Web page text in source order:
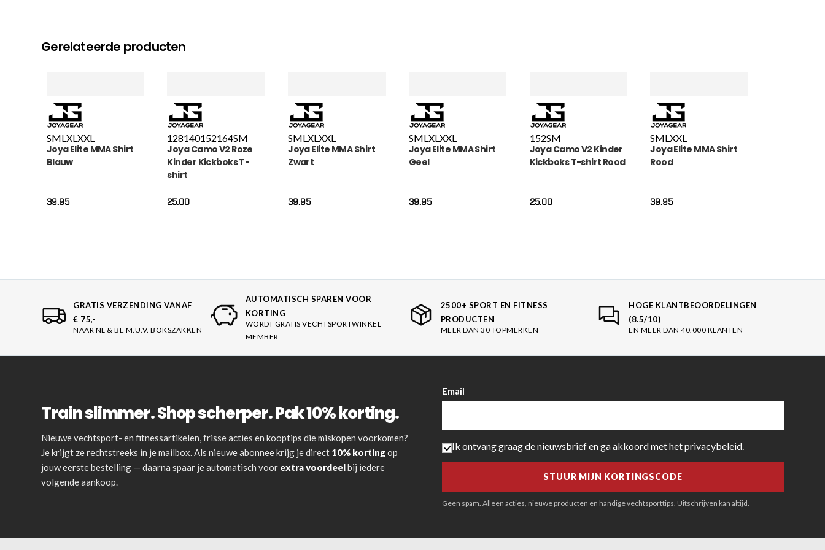
Gerelateerde producten
SMLXLXXL
Joya Elite MMA Shirt
Blauw
39.95
128140152164SM
Joya Camo V2 Roze
Kinder Kickboks T-
shirt
25.00
SMLXLXXL
Joya Elite MMA Shirt
Zwart
39.95
SMLXLXXL
Joya Elite MMA Shirt
Geel
39.95
152SM
Joya Camo V2 Kinder
Kickboks T-shirt Rood
25.00
SMLXXL
Joya Elite MMA Shirt
Rood
39.95
GRATIS VERZENDING VANAF
€ 75,-
NAAR NL & BE M.U.V. BOKSZAKKEN
AUTOMATISCH SPAREN VOOR
KORTING
WORDT GRATIS VECHTSPORTWINKEL
MEMBER
2500+ SPORT EN FITNESS
PRODUCTEN
MEER DAN 30 TOPMERKEN
HOGE KLANTBEOORDELINGEN
(8.5/10)
EN MEER DAN 40.000 KLANTEN
Train slimmer. Shop scherper. Pak 10% korting.
Nieuwe vechtsport- en fitnessartikelen, frisse acties en kooptips die miskopen voorkomen?
Je krijgt ze rechtstreeks in je mailbox. Als nieuwe abonnee krijg je direct 10% kortingop
jouw eerste bestelling — daarna spaar je automatisch voor extra voordeelbij iedere
volgende aankoop.
Email
Ik ontvang graag de nieuwsbrief en ga akkoord met hetprivacybeleid.
Geen spam. Alleen acties, nieuwe producten en handige vechtsporttips. Uitschrijven kan altijd.